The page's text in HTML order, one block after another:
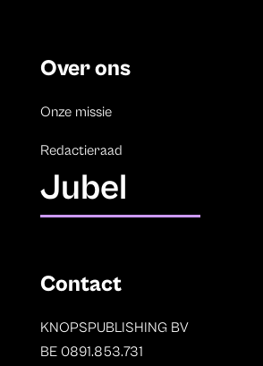
Over ons
Onze missie
Redactieraad
Jubel
Contact
KNOPSPUBLISHING BV
BE 0891.853.731